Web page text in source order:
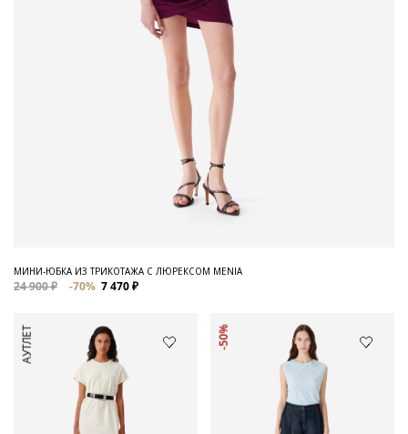
МИНИ-ЮБКА ИЗ ТРИКОТАЖА С ЛЮРЕКСОМ MENIA
24 900 ₽ -70% 7 470 ₽
АУТЛЕТ -50%